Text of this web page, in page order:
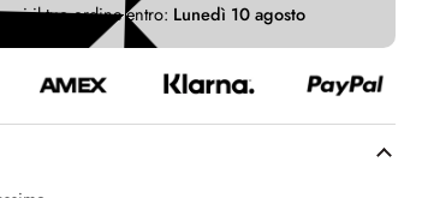
il tuo ordine entro: Lunedì 10 agosto